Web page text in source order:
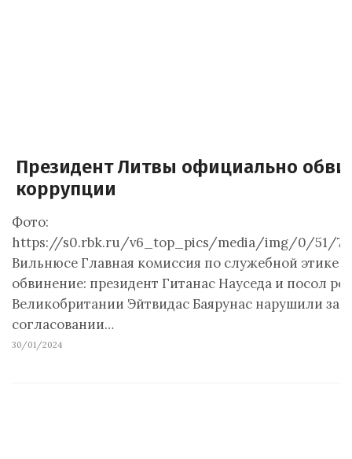
Президент Литвы официально
коррупции
Фото:
https://s0.rbk.ru/v6_top_pics/media/img/0/51/
Вильнюсе Главная комиссия по служебной этике
обвинение: президент Гитанас Науседа и посол
Великобритании Эйтвидас Баярунас нарушили
согласовании…
30/01/2024